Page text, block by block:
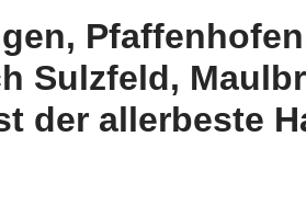
Sulzfeld,
der allerbeste